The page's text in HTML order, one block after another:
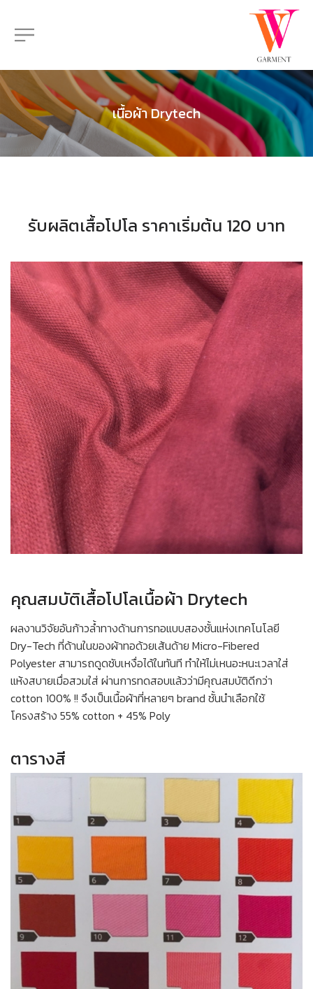
เนื้อผ้า Drytech
รับผลิตเสื้อโปโล ราคาเริ่มต้น 120 บาท
คุณสมบัติเสื้อโปโลเนื้อผ้า Drytech
ผลงานวิจัยอันก้าวล้ำทางด้านการทอแบบสองชั้นแห่งเทคโนโลยี
Dry-Tech ที่ด้านในของผ้าทอด้วยเส้นด้าย Micro-Fibered
Polyester สามารถดูดซับเหงื่อได้ในทันที ทำให้ไม่เหนอะหนะเวลาใส่
แห้งสบายเมื่อสวมใส่ ผ่านการทดสอบแล้วว่ามีคุณสมบัติดีกว่า
cotton 100% !! จึงเป็นเนื้อผ้าที่หลายๆ brand ชั้นนำเลือกใช้
โครงสร้าง 55% cotton + 45% Poly
ตารางสี